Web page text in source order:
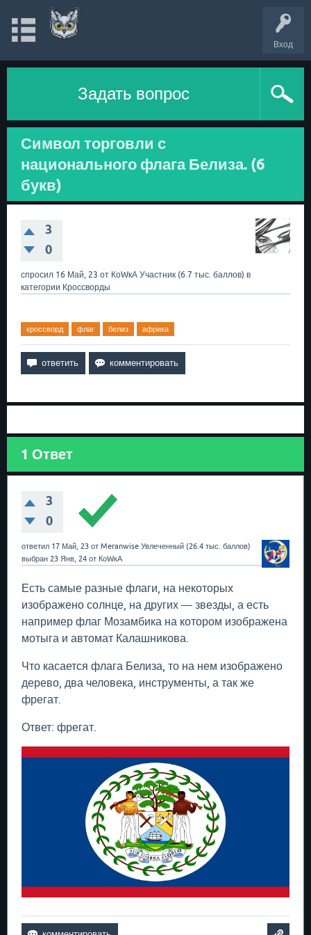
Вход
Задать вопрос
Символ торговли с
национального флага Белиза. (6
букв)
3
0
спросил 16 Май, 23 от КоWкА Участник (6.7 тыс. баллов) в
категории Кроссворды
кроссворд флаг белиз африка
1 Ответ
3
0
ответил 17 Май, 23 от Meranwise Увлеченный (26.4 тыс. баллов)
выбран 23 Янв, 24 от КоWкА
Есть самые разные флаги, на некоторых
изображено солнце, на других — звезды, а есть
например флаг Мозамбика на котором изображена
мотыга и автомат Калашникова.
Что касается флага Белиза, то на нем изображено
дерево, два человека, инструменты, а так же
фрегат.
Ответ: фрегат.